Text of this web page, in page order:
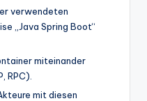
verwendeten
„Java Spring Boot“
miteinander
RPC).
mit diesen